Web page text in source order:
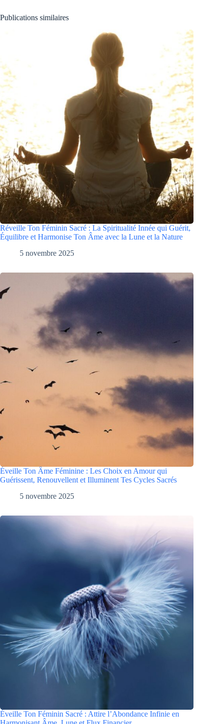
Publications similaires
Réveille Ton Féminin Sacré : La Spiritualité Innée qui Guérit,
Équilibre et Harmonise Ton Âme avec la Lune et la Nature
5 novembre 2025
Éveille Ton Âme Féminine : Les Choix en Amour qui
Guérissent, Renouvellent et Illuminent Tes Cycles Sacrés
5 novembre 2025
Éveille Ton Féminin Sacré : Attire l’Abondance Infinie en